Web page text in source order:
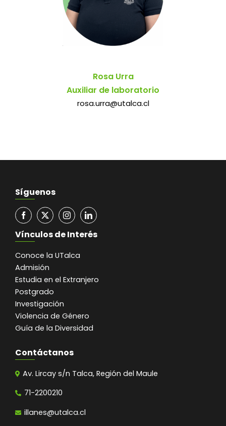
Rosa Urra
Auxiliar de laboratorio
rosa.urra@utalca.cl
Síguenos
Vínculos de Interés
Conoce la UTalca
Admisión
Estudia en el Extranjero
Postgrado
Investigación
Violencia de Género
Guía de la Diversidad
Contáctanos
Av. Lircay s/n Talca, Región del Maule
71-2200210
illanes@utalca.cl